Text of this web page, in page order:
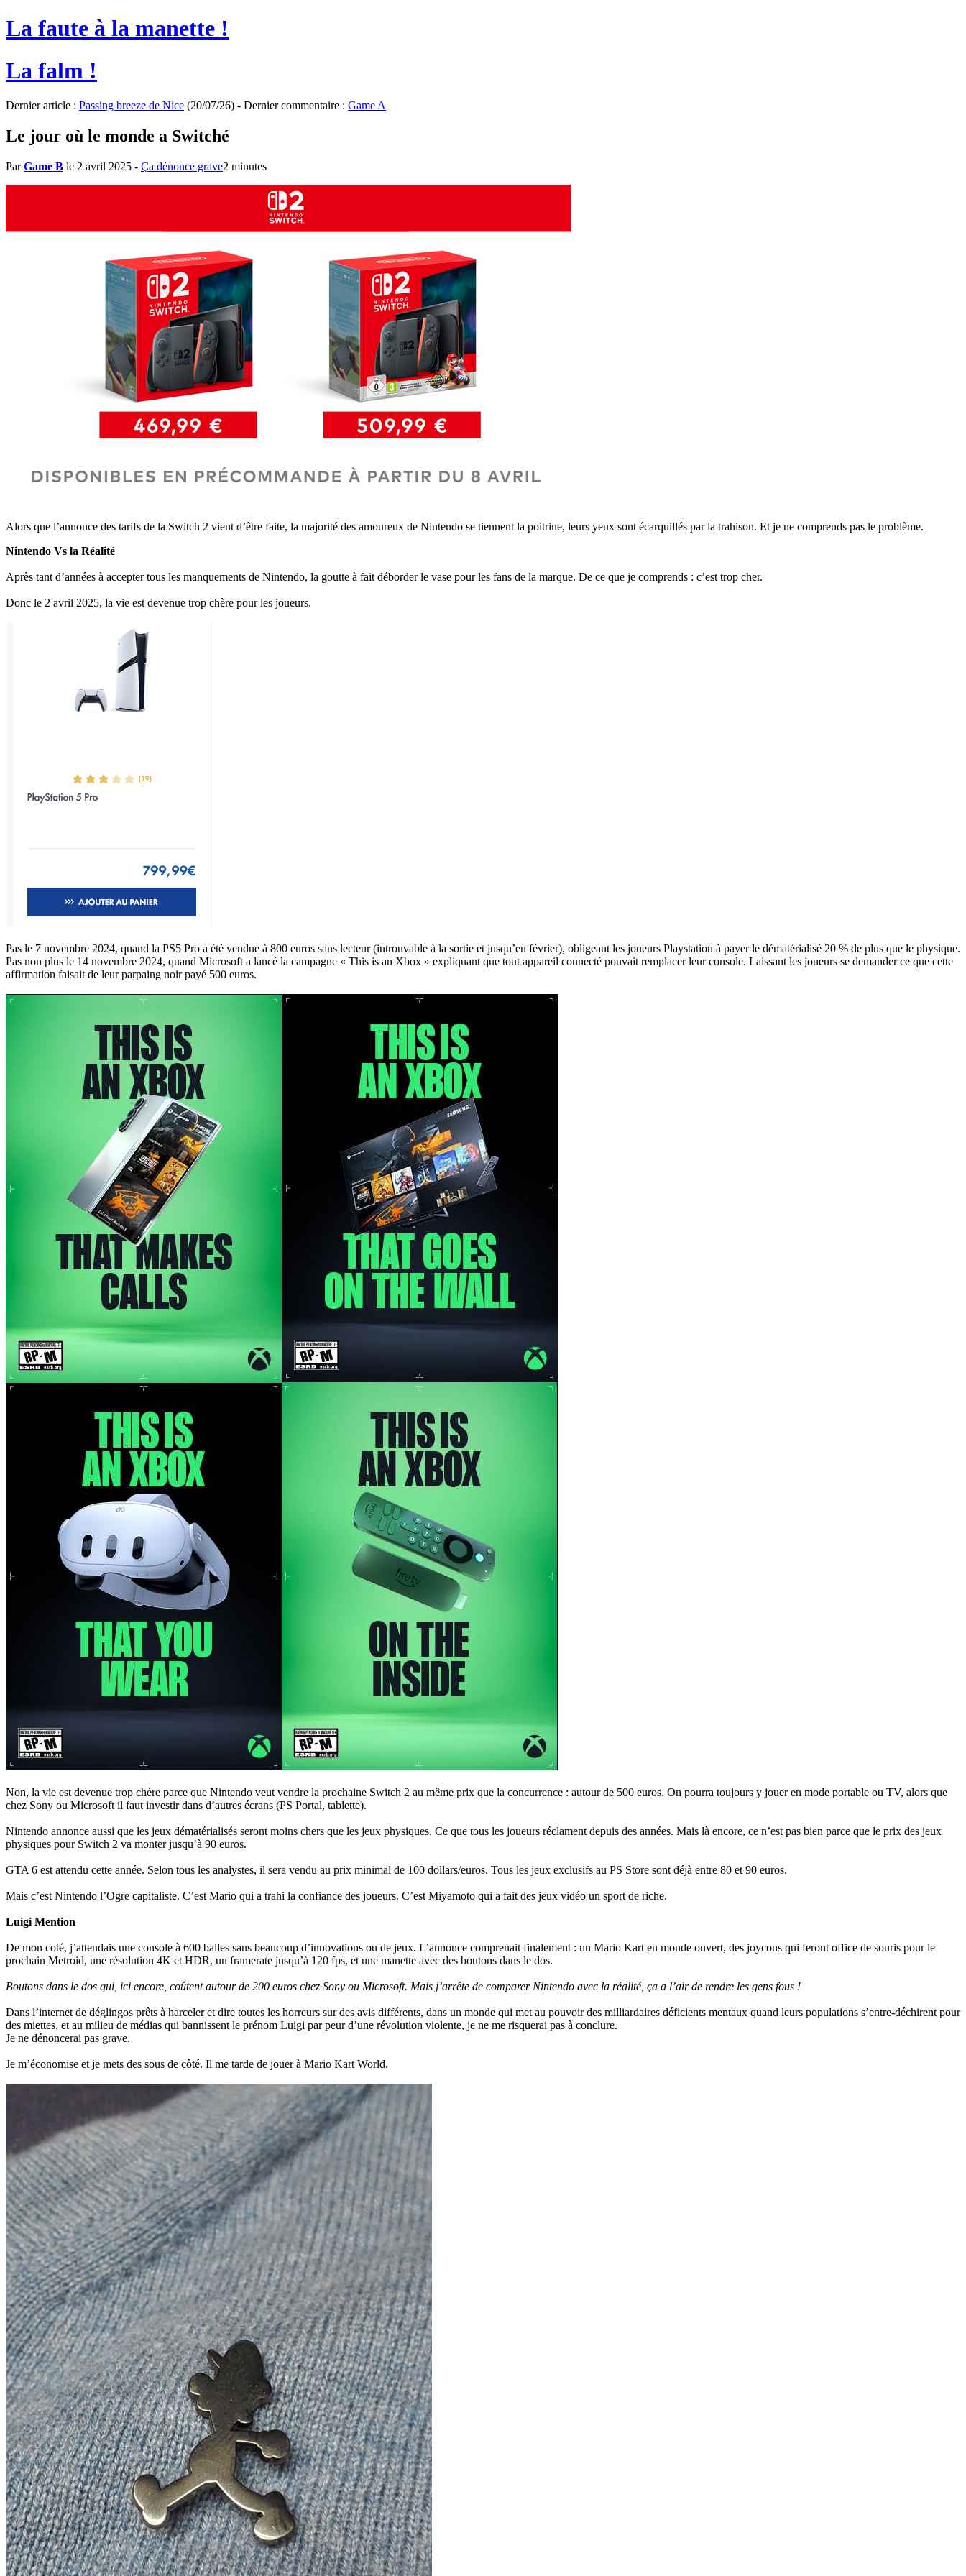
La faute à la manette !
La falm !
Dernier article : Passing breeze de Nice (20/07/26) - Dernier commentaire : Game A
Le jour où le monde a Switché
ParGame B le 2 avril 2025 - Ça dénonce grave2 minutes
Alors que l’annonce des tarifs de la Switch 2 vient d’être faite, la majorité des amoureux de Nintendo se tiennent la poitrine, leurs yeux sont écarquillés par la trahison. Et je ne comprends pas le problème.
Nintendo Vs la Réalité
Après tant d’années à accepter tous les manquements de Nintendo, la goutte à fait déborder le vase pour les fans de la marque. De ce que je comprends : c’est trop cher.
Donc le 2 avril 2025, la vie est devenue trop chère pour les joueurs.
Pas le 7 novembre 2024, quand la PS5 Pro a été vendue à 800 euros sans lecteur (introuvable à la sortie et jusqu’en février), obligeant les joueurs Playstation à payer le dématérialisé 20 % de plus que le physique.
Pas non plus le 14 novembre 2024, quand Microsoft a lancé la campagne « This is an Xbox » expliquant que tout appareil connecté pouvait remplacer leur console. Laissant les joueurs se demander ce que cette
affirmation faisait de leur parpaing noir payé 500 euros.
Non, la vie est devenue trop chère parce que Nintendo veut vendre la prochaine Switch 2 au même prix que la concurrence : autour de 500 euros. On pourra toujours y jouer en mode portable ou TV, alors que
chez Sony ou Microsoft il faut investir dans d’autres écrans (PS Portal, tablette).
Nintendo annonce aussi que les jeux dématérialisés seront moins chers que les jeux physiques. Ce que tous les joueurs réclament depuis des années. Mais là encore, ce n’est pas bien parce que le prix des jeux
physiques pour Switch 2 va monter jusqu’à 90 euros.
GTA 6 est attendu cette année. Selon tous les analystes, il sera vendu au prix minimal de 100 dollars/euros. Tous les jeux exclusifs au PS Store sont déjà entre 80 et 90 euros.
Mais c’est Nintendo l’Ogre capitaliste. C’est Mario qui a trahi la confiance des joueurs. C’est Miyamoto qui a fait des jeux vidéo un sport de riche.
Luigi Mention
De mon coté, j’attendais une console à 600 balles sans beaucoup d’innovations ou de jeux. L’annonce comprenait finalement : un Mario Kart en monde ouvert, des joycons qui feront office de souris pour le
prochain Metroid, une résolution 4K et HDR, un framerate jusqu’à 120 fps, et une manette avec des boutons dans le dos.
Boutons dans le dos qui, ici encore, coûtent autour de 200 euros chez Sony ou Microsoft. Mais j’arrête de comparer Nintendo avec la réalité, ça a l’air de rendre les gens fous !
Dans l’internet de déglingos prêts à harceler et dire toutes les horreurs sur des avis différents, dans un monde qui met au pouvoir des milliardaires déficients mentaux quand leurs populations s’entre-déchirent pour
des miettes, et au milieu de médias qui bannissent le prénom Luigi par peur d’une révolution violente, je ne me risquerai pas à conclure.
Je ne dénoncerai pas grave.
Je m’économise et je mets des sous de côté. Il me tarde de jouer à Mario Kart World.